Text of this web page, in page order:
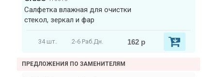
Салфетка влажная для очистки
стекол, зеркал и фар
34 шт. 2-6 Раб.Дн. 162 р
ПРЕДЛОЖЕНИЯ ПО ЗАМЕНИТЕЛЯМ